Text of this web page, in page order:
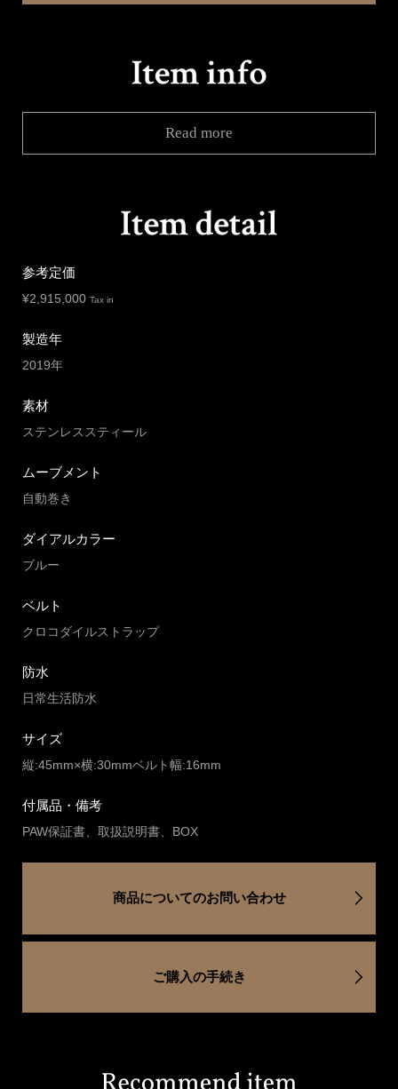
Read more
参考定価
¥2,915,000 Tax in
製造年
2019年
素材
ステンレススティール
ムーブメント
自動巻き
ダイアルカラー
ブルー
ベルト
クロコダイルストラップ
防水
日常生活防水
サイズ
縦:45mm×横:30mmベルト幅:16mm
付属品・備考
PAW保証書、取扱説明書、BOX
商品についてのお問い合わせ
ご購入の手続き